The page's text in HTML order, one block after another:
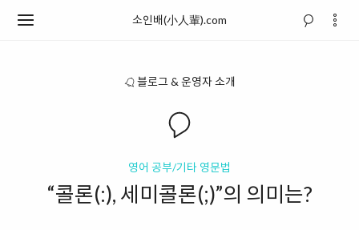
소인배(小人輩).com
블로그 & 운영자 소개
영어 공부/기타 영문법
“콜론(:), 세미콜론(;)”의 의미는?